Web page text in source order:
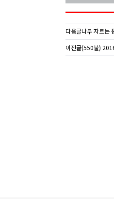
다음글나무 자르는
이전글(550불)